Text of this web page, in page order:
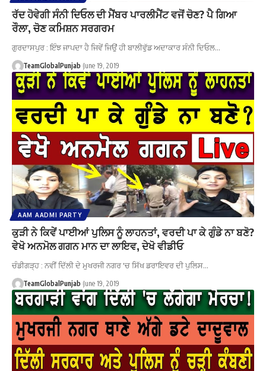
ਰੱਦ ਹੋਵੇਗੀ ਸੰਨੀ ਦਿਓਲ ਦੀ ਮੈਂਬਰ ਪਾਰਲੀਮੈਂਟ ਵਜੋਂ ਚੋਣ? ਪੈ ਗਿਆ
ਰੌਲਾ, ਚੋਣ ਕਮਿਸ਼ਨ ਸਰਗਰਮ
ਗੁਰਦਾਸਪੁਰ : ਇੰਝ ਜਾਪਦਾ ਹੈ ਜਿਵੇਂ ਜਿਉਂ ਹੀ ਬਾਲੀਵੁੱਡ ਅਦਾਕਾਰ ਸੰਨੀ ਦਿਓਲ…
TeamGlobalPunjab June 19, 2019
AAM AADMI PARTY
ਕੁੜੀ ਨੇ ਕਿਵੇਂ ਪਾਈਆਂ ਪੁਲਿਸ ਨੂੰ ਲਾਹਨਤਾਂ, ਵਰਦੀ ਪਾ ਕੇ ਗੁੰਡੇ ਨਾ ਬਣੋ?
ਵੇਖੋ ਅਨਮੋਲ ਗਗਨ ਮਾਨ ਦਾ ਲਾਇਵ, ਦੇਖੋ ਵੀਡੀਓ
ਚੰਡੀਗੜ੍ਹ : ਨਵੀਂ ਦਿੱਲੀ ਦੇ ਮੁਖਰਜੀ ਨਗਰ 'ਚ ਸਿੱਖ ਡਰਾਇਵਰ ਦੀ ਪੁਲਿਸ…
TeamGlobalPunjab June 19, 2019